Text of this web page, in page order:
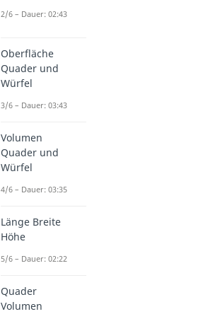
2/6 – Dauer: 02:43
Oberfläche
Quader und
Würfel
3/6 – Dauer: 03:43
Volumen
Quader und
Würfel
4/6 – Dauer: 03:35
Länge Breite
Höhe
5/6 – Dauer: 02:22
Quader
Volumen